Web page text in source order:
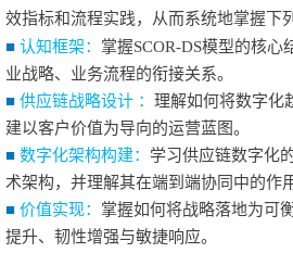
效指标和流程实践，从而系统地掌握下
■ 认知框架： 掌握SCOR-DS模型的核
业战略、业务流程的衔接关系。
■ 供应链战略设计 ： 理解如何将数字化
建以客户价值为导向的运营蓝图。
■ 数字化架构构建： 学习供应链数字化
术架构，并理解其在端到端协同中的作用
■ 价值实现： 掌握如何将战略落地为可
提升、韧性增强与敏捷响应。